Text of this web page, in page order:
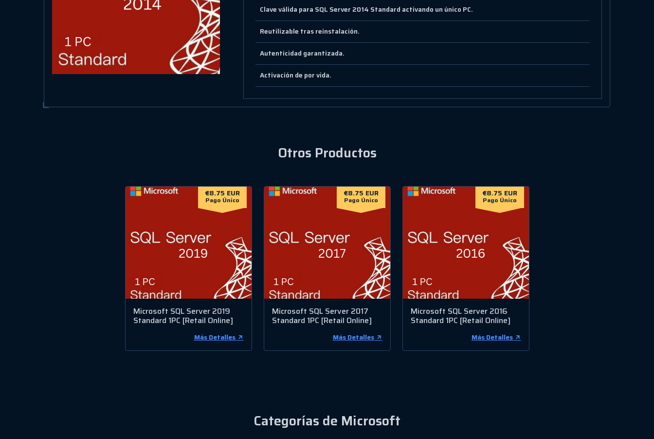
Clave válida para SQL Server 2014 Standard activando un único PC.
Reutilizable tras reinstalación.
Autenticidad garantizada.
Activación de por vida.
Otros Productos
€8.75 EUR
Pago Único
Microsoft SQL Server 2019
Standard 1PC [Retail Online]
Más Detalles
€8.75 EUR
Pago Único
Microsoft SQL Server 2017
Standard 1PC [Retail Online]
Más Detalles
€8.75 EUR
Pago Único
Microsoft SQL Server 2016
Standard 1PC [Retail Online]
Más Detalles
Categorías de Microsoft